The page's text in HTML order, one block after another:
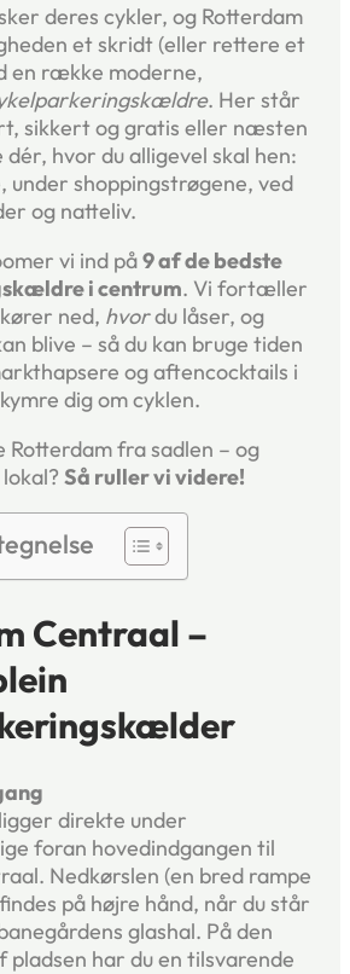
deres cykler, og Rotterdam
et skridt (eller rettere et
en række moderne,
. Her står
sikkert og gratis eller næsten
hvor du alligevel skal hen:
under shoppingstrøgene, ved
og natteliv.
vi ind på9 af de bedste
i centrum. Vi fortæller
ned, hvordu låser, og
blive – så du kan bruge tiden
og aftencocktails i
dig om cyklen.
Rotterdam fra sadlen – og
Så ruller vi videre!
Centraal –
direkte under
foran hovedindgangen til
Nedkørslen (en bred rampe
på højre hånd, når du står
glashal. På den
pladsen har du en tilsvarende